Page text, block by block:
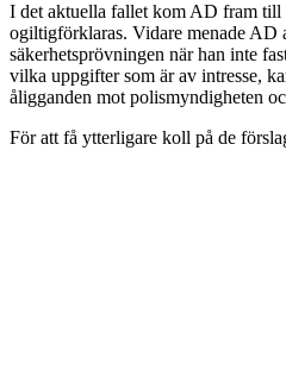
I det aktuella fallet kom AD fram till
ogiltigförklaras. Vidare menade AD
säkerhetsprövningen när han inte
vilka uppgifter som är av intresse,
åligganden mot polismyndigheten
För att få ytterligare koll på de